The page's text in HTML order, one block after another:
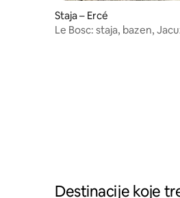
Staja – Ercé
Le Bosc: staja, bazen,
Destinacije koje